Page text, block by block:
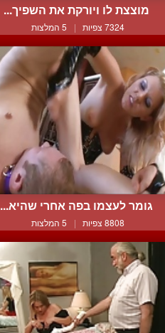
מוצצת לו ויורקת את השפיך...
7324 צפיות | 5 המלצות
גומר לעצמו בפה אחרי שהיא...
8808 צפיות | 5 המלצות